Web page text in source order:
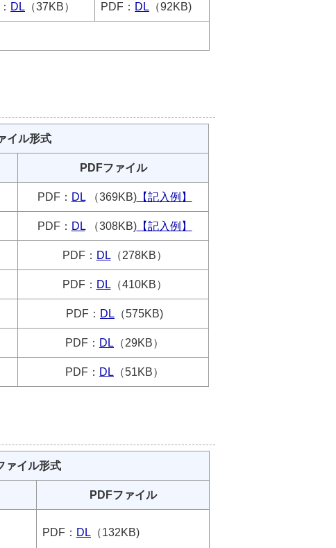
DL （37KB） PDF： DL （92KB)
イル形式
PDFファイル
PDF： DL（369KB)【記入例】
PDF： DL（308KB)【記入例】
PDF： DL （278KB）
PDF： DL （410KB）
PDF： DL （575KB)
PDF： DL （29KB）
PDF： DL （51KB）
ァイル形式
PDFファイル
PDF： DL （132KB)